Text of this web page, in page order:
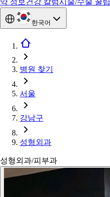
약 정보 건강 칼럼시술/수술 꿀팁
한국어
병원 찾기
서울
강남구
성형외과
성형외과/피부과